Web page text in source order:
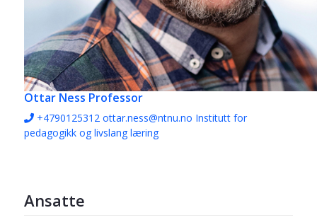
Ottar Ness Professor
+4790125312 ottar.ness@ntnu.no Institutt for
pedagogikk og livslang læring
Ansatte